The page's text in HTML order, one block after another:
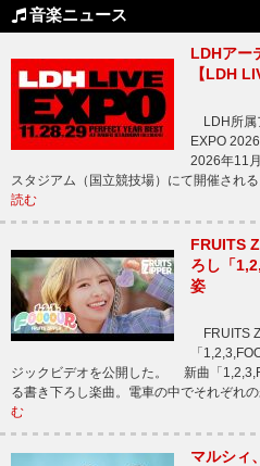
音楽ニュース
LDHアー
【LDH
LDH所属
EXPO
2026年11
スタジアム（国立競技場）にて開催さ
読む
FRUITS
ろし「
姿
FRUITS
「
ジックビデオを公開した。 新曲「
る書き下ろし楽曲。電車の中でそれぞれ
む
マルシィ